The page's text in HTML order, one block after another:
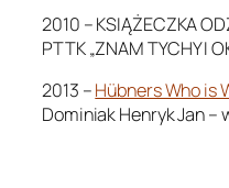
2010 – KSIĄŻECZKA
PTTK „ZNAM TYCHY I
2013 –Hübners Who is
Dominiak Henryk Jan –